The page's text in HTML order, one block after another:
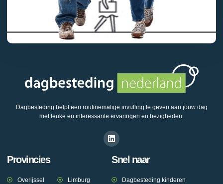
Dagbesteding helpt een routinematige invulling te geven aan jouw dag
met leuke en interessante ervaringen en bezigheden.
Provincies
Overijssel
Limburg
Snel naar
Dagbesteding kinderen